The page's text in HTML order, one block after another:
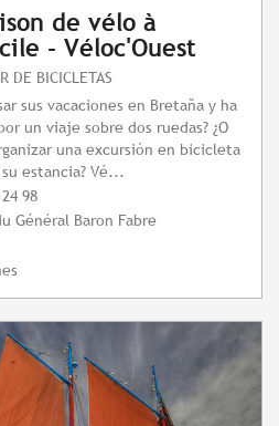
de vélo à
- Véloc'Ouest
DE BICICLETAS
sus vacaciones en Bretaña y ha
un viaje sobre dos ruedas? ¿O
una excursión en bicicleta
estancia? Vé...
98
Général Baron Fabre